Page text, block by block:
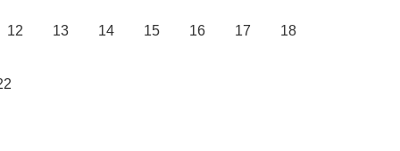
12 13 14 15 16 17 18